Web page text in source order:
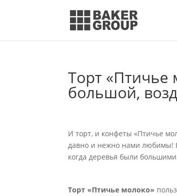
Торт
большой,
И торт, и конфеты «Птичье
давно и нежно нами любимы!
когда деревья были
Торт «Птичье молоко»